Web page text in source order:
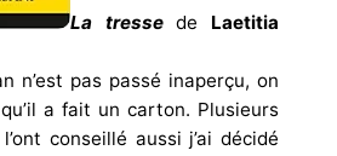
La tressede Laetitia
n’est pas passé inaperçu, on
a fait un carton. Plusieurs
conseillé aussi j’ai décidé